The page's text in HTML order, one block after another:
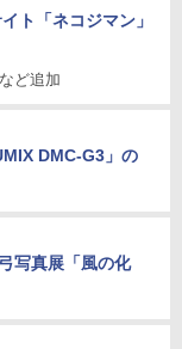
ト「ネコジマン」
ど追加
DMC-G3」の
写真展「風の化